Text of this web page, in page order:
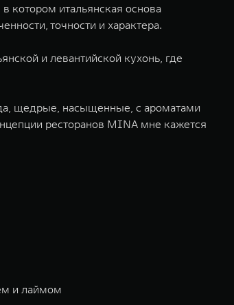
котором итальянская основа
точности и характера.
и левантийской кухонь, где
щедрые, насыщенные, с ароматами
ресторанов MINA мне кажется
и лаймом